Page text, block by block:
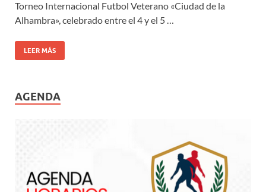
Torneo Internacional Futbol Veterano «Ciudad de la
Alhambra», celebrado entre el 4 y el 5 …
LEER MÁS
AGENDA